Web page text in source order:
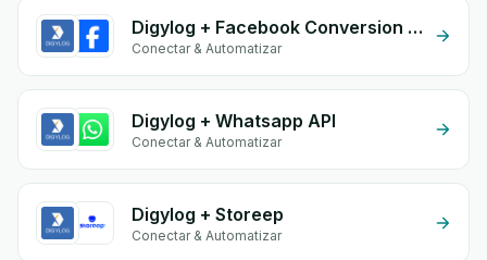
Digylog + Facebook Conversion API (CAPI)
Conectar & Automatizar
Digylog + Whatsapp API
Conectar & Automatizar
Digylog + Storeep
Conectar & Automatizar